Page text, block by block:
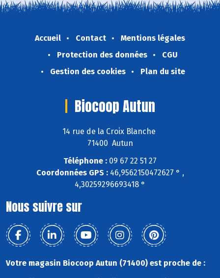
Accueil Contact
Mentions légales
Protection des données
CGU
Gestion des cookies
Plan du site
Biocoop Autun
14 rue de la Croix Blanche
71400 Autun
Téléphone : 09 67 22 51 27
Coordonnées GPS :46,9562150472627 ° ,
4,30259296693418 °
Nous suivre sur
Votre magasin Biocoop Autun (71400) est proche de :